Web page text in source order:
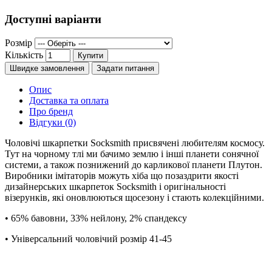
Доступні варіанти
Розмір
Кількість
Купити
Швидке замовлення
Задати питання
Опис
Доставка та оплата
Про бренд
Відгуки (0)
Чоловічі шкарпетки Socksmith присвячені любителям космосу.
Тут на чорному тлі ми бачимо землю і інші планети сонячної
системи, а також познижений до карликової планети Плутон.
Виробники імітаторів можуть хіба що позаздрити якості
дизайнерських шкарпеток Socksmith і оригінальності
візерунків, які оновлюються щосезону і стають колекційними.
• 65% бавовни, 33% нейлону, 2% спандексу
• Універсальний чоловічий розмір 41-45